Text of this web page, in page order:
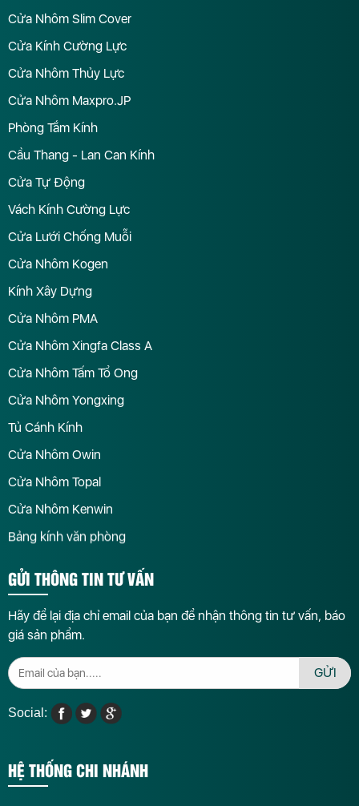
Cửa Nhôm Slim Cover
Cửa Kính Cường Lực
Cửa Nhôm Thủy Lực
Cửa Nhôm Maxpro.JP
Phòng Tắm Kính
Cầu Thang - Lan Can Kính
Cửa Tự Động
Vách Kính Cường Lực
Cửa Lưới Chống Muỗi
Cửa Nhôm Kogen
Kính Xây Dựng
Cửa Nhôm PMA
Cửa Nhôm Xingfa Class A
Cửa Nhôm Tấm Tổ Ong
Cửa Nhôm Yongxing
Tủ Cánh Kính
Cửa Nhôm Owin
Cửa Nhôm Topal
Cửa Nhôm Kenwin
Bảng kính văn phòng
GỬI THÔNG TIN TƯ VẤN
Hãy để lại địa chỉ email của bạn để nhận thông tin tư vấn, báo
giá sản phẩm.
GỬI
Social:
HỆ THỐNG CHI NHÁNH